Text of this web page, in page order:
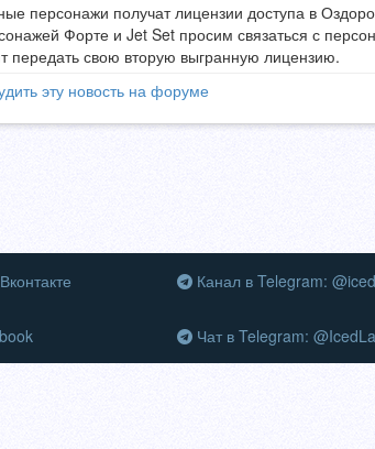
персонажи получат лицензии доступа в
Форте и Jet Set просим связаться с
передать свою вторую выгранную лицензию.
эту новость на форуме
Канал в Telegram:
Чат в Telegram: